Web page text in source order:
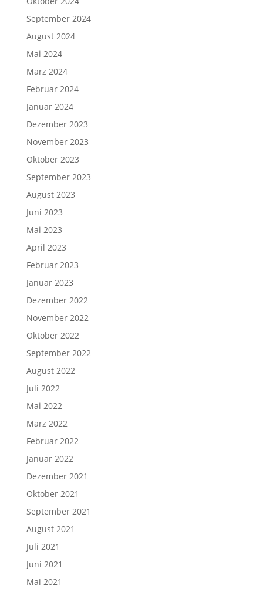
September 2024
August 2024
Mai 2024
März 2024
Februar 2024
Januar 2024
Dezember 2023
November 2023
Oktober 2023
September 2023
August 2023
Juni 2023
Mai 2023
April 2023
Februar 2023
Januar 2023
Dezember 2022
November 2022
Oktober 2022
September 2022
August 2022
Juli 2022
Mai 2022
März 2022
Februar 2022
Januar 2022
Dezember 2021
Oktober 2021
September 2021
August 2021
Juli 2021
Juni 2021
Mai 2021